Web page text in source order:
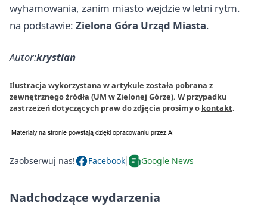
wyhamowania, zanim miasto wejdzie w letni rytm.
na podstawie: Zielona Góra Urząd Miasta.
Autor:krystian
Ilustracja wykorzystana w artykule została pobrana z
zewnętrznego źródła (UM w Zielonej Górze). W przypadku
zastrzeżeń dotyczących praw do zdjęcia prosimy o kontakt.
Zaobserwuj nas! Facebook Google News
Nadchodzące wydarzenia